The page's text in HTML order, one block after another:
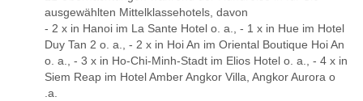
ausgewählten Mittelklassehotels, davon
- 2 x in Hanoi im La Sante Hotel o. a., - 1 x in Hue im Hotel
Duy Tan 2 o. a., - 2 x in Hoi An im Oriental Boutique Hoi An
o. a., - 3 x in Ho-Chi-Minh-Stadt im Elios Hotel o. a., - 4 x in
Siem Reap im Hotel Amber Angkor Villa, Angkor Aurora o
.a.